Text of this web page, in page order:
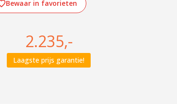
Bewaar in favorieten
2.235,-
Laagste prijs garantie!